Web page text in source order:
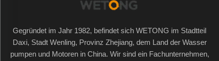
Gegründet im Jahr 1982, befindet sich WETONG im Stadtteil
Daxi, Stadt Wenling, Provinz Zhejiang, dem Land der Wasser
pumpen und Motoren in China. Wir sind ein Fachunternehmen,